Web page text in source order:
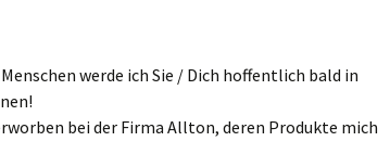
werde ich Sie / Dich hoffentlich bald in
bei der Firma Allton, deren Produkte mich